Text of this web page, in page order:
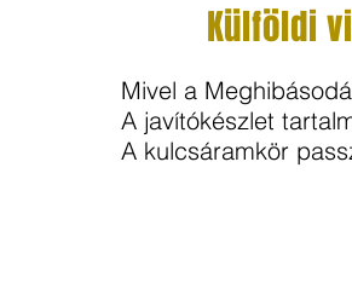
Külföldi
Mivel a
A javítókészlet
A kulcsáramkör